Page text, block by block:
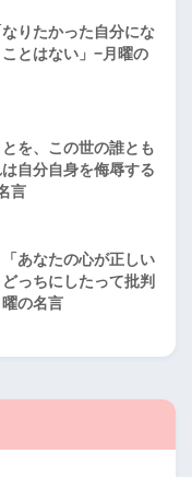
りたかった自分にな
とはない」−月曜の
を、この世の誰とも
自分自身を侮辱する
言
あなたの心が正しい
っちにしたって批判
の名言